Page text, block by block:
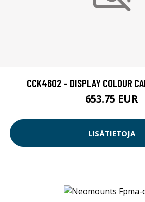
CCK4602 - DISPLAY COLOUR
653.75 EUR
LISÄTIETOJA